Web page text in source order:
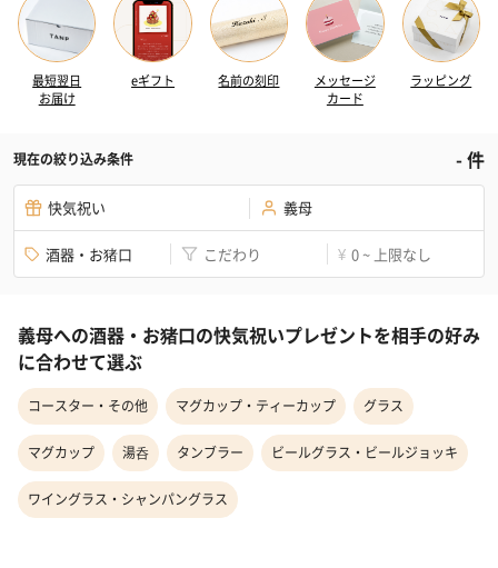
最短翌日
お届け
eギフト 名前の刻印
メッセージ
カード
ラッピング
現在の絞り込み条件 -件
快気祝い 義母
酒器・お猪口 こだわり ¥ 0 ~ 上限なし
義母への酒器・お猪口の快気祝いプレゼントを相手の好み
に合わせて選ぶ
コースター・その他 マグカップ・ティーカップ グラス
マグカップ 湯呑 タンブラー ビールグラス・ビールジョッキ
ワイングラス・シャンパングラス